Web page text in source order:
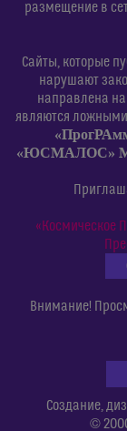
размещение в
Сайты, которые
нарушают
направлена
являются ложными
«ЮСМАЛОС»
«Космическое
Внимание!
Создание,
©